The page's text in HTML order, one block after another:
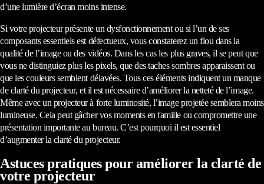
d’une lumière d’écran moins intense.
Si votre projecteur présente un dysfonctionnement ou si l’un de ses
composants essentiels est défectueux, vous constaterez un flou dans la
qualité de l’image ou des vidéos. Dans les cas les plus graves, il se peut que
vous ne distinguiez plus les pixels, que des taches sombres apparaissent ou
que les couleurs semblent délavées. Tous ces éléments indiquent un manque
de clarté du projecteur, et il est nécessaire d’améliorer la netteté de l’image.
Même avec un projecteur à forte luminosité, l’image projetée semblera moins
lumineuse. Cela peut gâcher vos moments en famille ou compromettre une
présentation importante au bureau. C’est pourquoi il est essentiel
d’augmenter la clarté du projecteur.
Astuces pratiques pour améliorer la clarté de
votre projecteur